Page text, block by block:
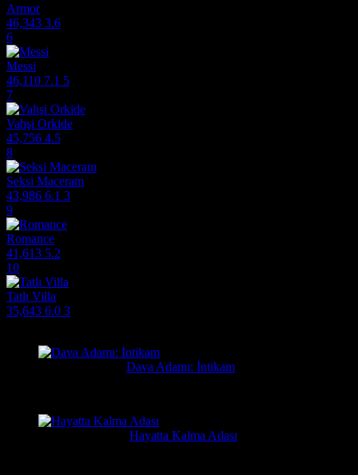
Armor
46,343 3.6
6
Messi
46,110 7.1 5
7
Vahşi Orkide
45,756 4.5
8
Seksi Maceram
43,986 6.1 3
9
Romance
41,613 5.2
10
Tatlı Villa
35,643 6.0 3
Dava Adamı: İntikam
Hayatta Kalma Adası